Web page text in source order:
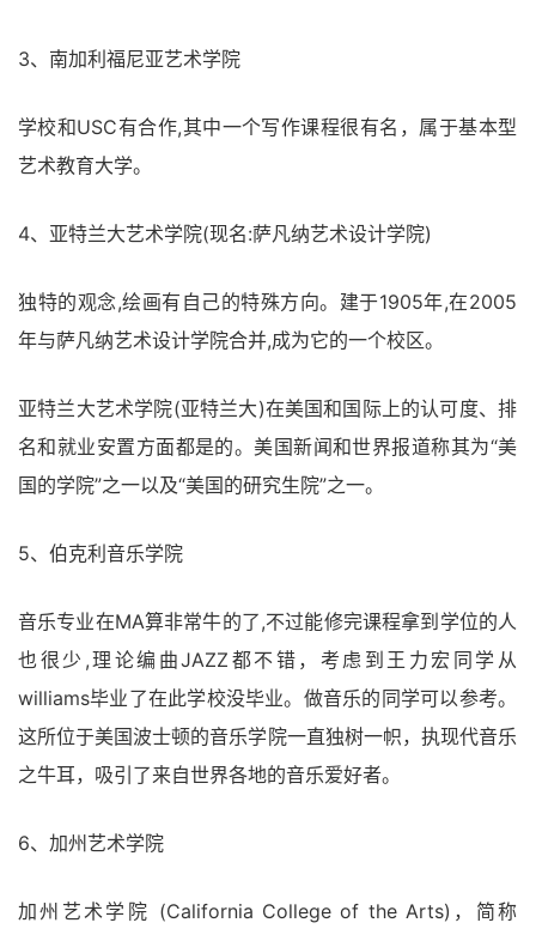
3、南加利福尼亚艺术学院
学校和USC有合作,其中一个写作课程很有名，属于基本型
艺术教育大学。
4、亚特兰大艺术学院(现名:萨凡纳艺术设计学院)
独特的观念,绘画有自己的特殊方向。建于1905年,在2005
年与萨凡纳艺术设计学院合并,成为它的一个校区。
亚特兰大艺术学院(亚特兰大)在美国和国际上的认可度、排
名和就业安置方面都是的。美国新闻和世界报道称其为“美
国的学院”之一以及“美国的研究生院”之一。
5、伯克利音乐学院
音乐专业在MA算非常牛的了,不过能修完课程拿到学位的人
也很少,理论编曲JAZZ都不错，考虑到王力宏同学从
williams毕业了在此学校没毕业。做音乐的同学可以参考。
这所位于美国波士顿的音乐学院一直独树一帜，执现代音乐
之牛耳，吸引了来自世界各地的音乐爱好者。
6、加州艺术学院
加州艺术学院 (California College of the Arts)，简称